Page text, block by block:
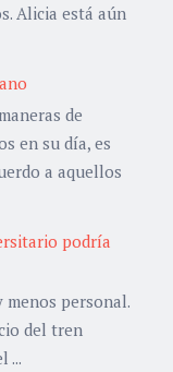
Alicia está aún
de
en su día, es
a aquellos
podría
menos personal.
del tren
...